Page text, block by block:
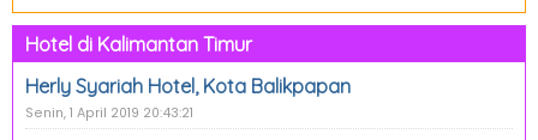
Hotel di Kalimantan Timur
Herly Syariah Hotel, Kota Balikpapan
Senin, 1 April 2019 20:43:21